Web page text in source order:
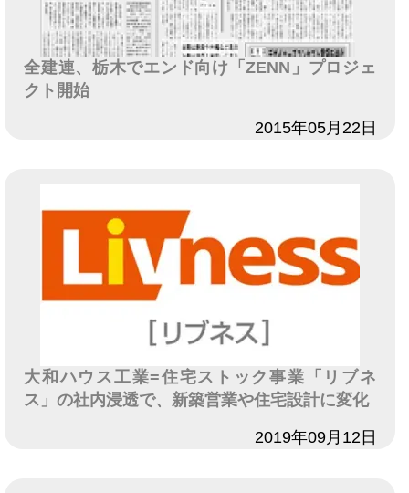
全建連、栃木でエンド向け「ZENN」プロジェ
クト開始
2015年05月22日
大和ハウス工業=住宅ストック事業「リブネ
ス」の社内浸透で、新築営業や住宅設計に変化
2019年09月12日